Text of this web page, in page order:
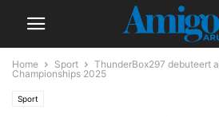
Home Sport
ThunderBox297 debuteert
Championships 2025
Sport